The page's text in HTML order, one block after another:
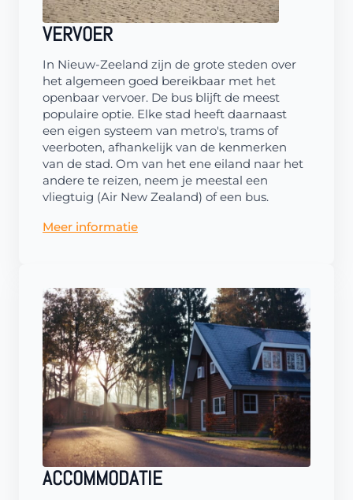
VERVOER
In Nieuw-Zeeland zijn de grote steden over
het algemeen goed bereikbaar met het
openbaar vervoer. De bus blijft de meest
populaire optie. Elke stad heeft daarnaast
een eigen systeem van metro's, trams of
veerboten, afhankelijk van de kenmerken
van de stad. Om van het ene eiland naar het
andere te reizen, neem je meestal een
vliegtuig (Air New Zealand) of een bus.
Meer informatie
ACCOMMODATIE